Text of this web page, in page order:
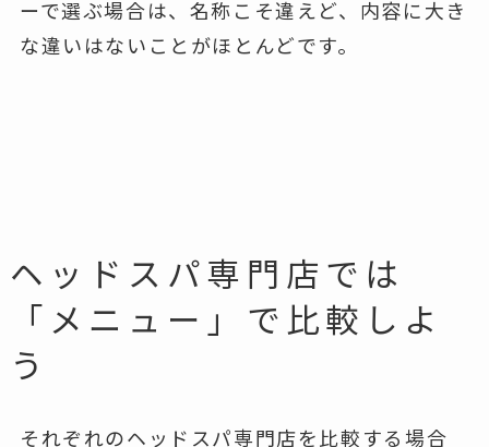
ーで選ぶ場合は、名称こそ違えど、内容に大き
な違いはないことがほとんどです。
ヘッドスパ専門店では
「メニュー」で比較しよ
う
それぞれのヘッドスパ専門店を比較する場合